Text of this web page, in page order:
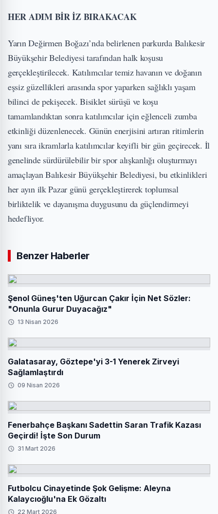
HER ADIM BİR İZ BIRAKACAK
Yarın Değirmen Boğazı’nda belirlenen parkurda Balıkesir
Büyükşehir Belediyesi tarafından halk koşusu
gerçekleştirilecek. Katılımcılar temiz havanın ve doğanın
eşsiz güzellikleri arasında spor yaparken sağlıklı yaşam
bilinci de pekişecek. Bisiklet sürüşü ve koşu
tamamlandıktan sonra katılımcılar için eğlenceli zumba
etkinliği düzenlenecek. Günün enerjisini artıran ritimlerin
yanı sıra ikramlarla katılımcılar keyifli bir gün geçirecek. İl
genelinde sürdürülebilir bir spor alışkanlığı oluşturmayı
amaçlayan Balıkesir Büyükşehir Belediyesi, bu etkinlikleri
her ayın ilk Pazar günü gerçekleştirerek toplumsal
birliktelik ve dayanışma duygusunu da güçlendirmeyi
hedefliyor.
Benzer Haberler
Şenol Güneş'ten Uğurcan Çakır İçin Net Sözler:
"Onunla Gurur Duyacağız"
13 Nisan 2026
Galatasaray, Göztepe'yi 3-1 Yenerek Zirveyi
Sağlamlaştırdı
09 Nisan 2026
Fenerbahçe Başkanı Sadettin Saran Trafik Kazası
Geçirdi! İşte Son Durum
31 Mart 2026
Futbolcu Cinayetinde Şok Gelişme: Aleyna
Kalaycıoğlu'na Ek Gözaltı
22 Mart 2026